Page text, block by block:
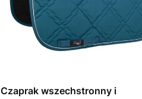
Czaprak wszechstronny i